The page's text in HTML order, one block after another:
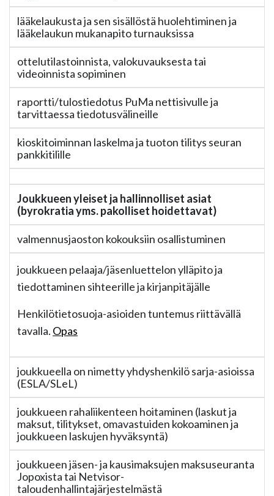
lääkelaukusta ja sen sisällöstä huolehtiminen ja
lääkelaukun mukanapito turnauksissa
ottelutilastoinnista, valokuvauksesta tai
videoinnista sopiminen
raportti/tulostiedotus PuMa nettisivulle ja
tarvittaessa tiedotusvälineille
kioskitoiminnan laskelma ja tuoton tilitys seuran
pankkitilille
Joukkueen yleiset ja hallinnolliset asiat
(byrokratia yms. pakolliset hoidettavat)
valmennusjaoston kokouksiin osallistuminen
joukkueen pelaaja/jäsenluettelon ylläpito ja
tiedottaminen sihteerille ja kirjanpitäjälle
Henkilötietosuoja-asioiden tuntemus riittävällä
tavalla. Opas
joukkueella on nimetty yhdyshenkilö sarja-asioissa
(ESLA/SLeL)
joukkueen rahaliikenteen hoitaminen (laskut ja
maksut, tilitykset, omavastuiden kokoaminen ja
joukkueen laskujen hyväksyntä)
joukkueen jäsen- ja kausimaksujen maksuseuranta
Jopoxista tai Netvisor-
taloudenhallintajärjestelmästä